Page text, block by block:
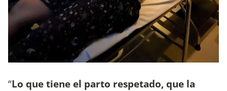
“Lo que tiene el parto respetado, que la